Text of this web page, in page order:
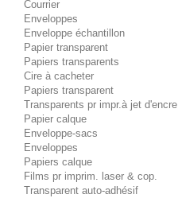
Courrier
Enveloppes
Enveloppe échantillon
Papier transparent
Papiers transparents
Cire à cacheter
Papiers transparent
Transparents pr impr.à jet d'encre
Papier calque
Enveloppe-sacs
Enveloppes
Papiers calque
Films pr imprim. laser & cop.
Transparent auto-adhésif